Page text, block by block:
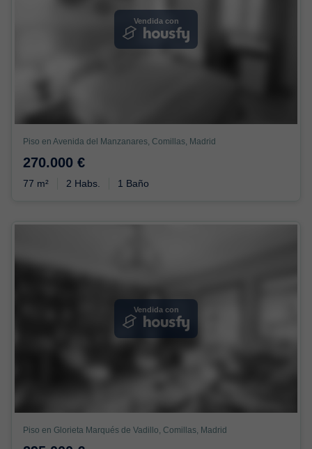
Vendida con
Piso en Avenida del Manzanares, Comillas, Madrid
270.000 €
77 m² 2 Habs. 1 Baño
Vendida con
Piso en Glorieta Marqués de Vadillo, Comillas, Madrid